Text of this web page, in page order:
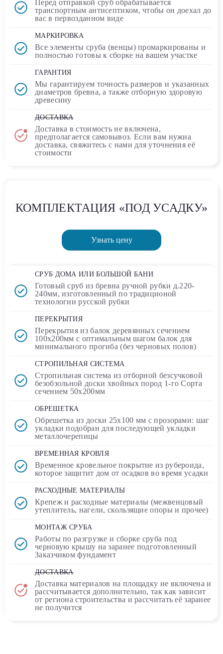
Перед отправкой сруб обрабатывается
транспортным антисептиком, чтобы он доехал до
вас в первозданном виде
МАРКИРОВКА
Все элементы сруба (венцы) промаркированы и
полностьюготовы к сборке на вашем участке
ГАРАНТИЯ
Мы гарантируем точность размеров и указанных
диаметров бревна, а также отборную здоровую
древесину
ДОСТАВКА
Доставка в стоимостьне включена,
предполагается самовывоз. Если вам нужна
доставка, свяжитесь с нами для уточнения её
стоимости
КОМПЛЕКТАЦИЯ «ПОД УСАДКУ»
Узнать цену
СРУБ ДОМА ИЛИ БОЛЬШОЙ БАНИ
Готовый сруб из бревна ручной рубки д.220-
240мм, изготовленный по традиционой
технологии русской рубки
ПЕРЕКРЫТИЯ
Перекрытия из балок деревянных сечением
100х200мм с оптимальным шагом балок для
минимального прогиба (без черновых полов)
СТРОПИЛЬНАЯ СИСТЕМА
Стропильная система из отборной безсучковой
безобзольной доски хвойных пород 1-го Сорта
сечением 50х200мм
ОБРЕШЕТКА
Обрешетка из доски 25х100 мм с прозорами: шаг
укладки подобран для последующей укладки
металлочерепицы
ВРЕМЕННАЯ КРОВЛЯ
Временное кровельное покрытие из рубероида,
которое защитит дом от осадков во время усадки
РАСХОДНЫЕ МАТЕРИАЛЫ
Крепеж и расходные материалы (межвенцовый
утеплитель, нагели, скользящие опоры и прочее)
МОНТАЖ СРУБА
Работы по разгрузке и сборке сруба под
черновую крышу на заранее подготовленный
Заказчиком фундамент
ДОСТАВКА
Доставка материалов на площадку не включена и
рассчитывается дополнительно, так как зависит
от региона строительства и рассчитать её заранее
не получится